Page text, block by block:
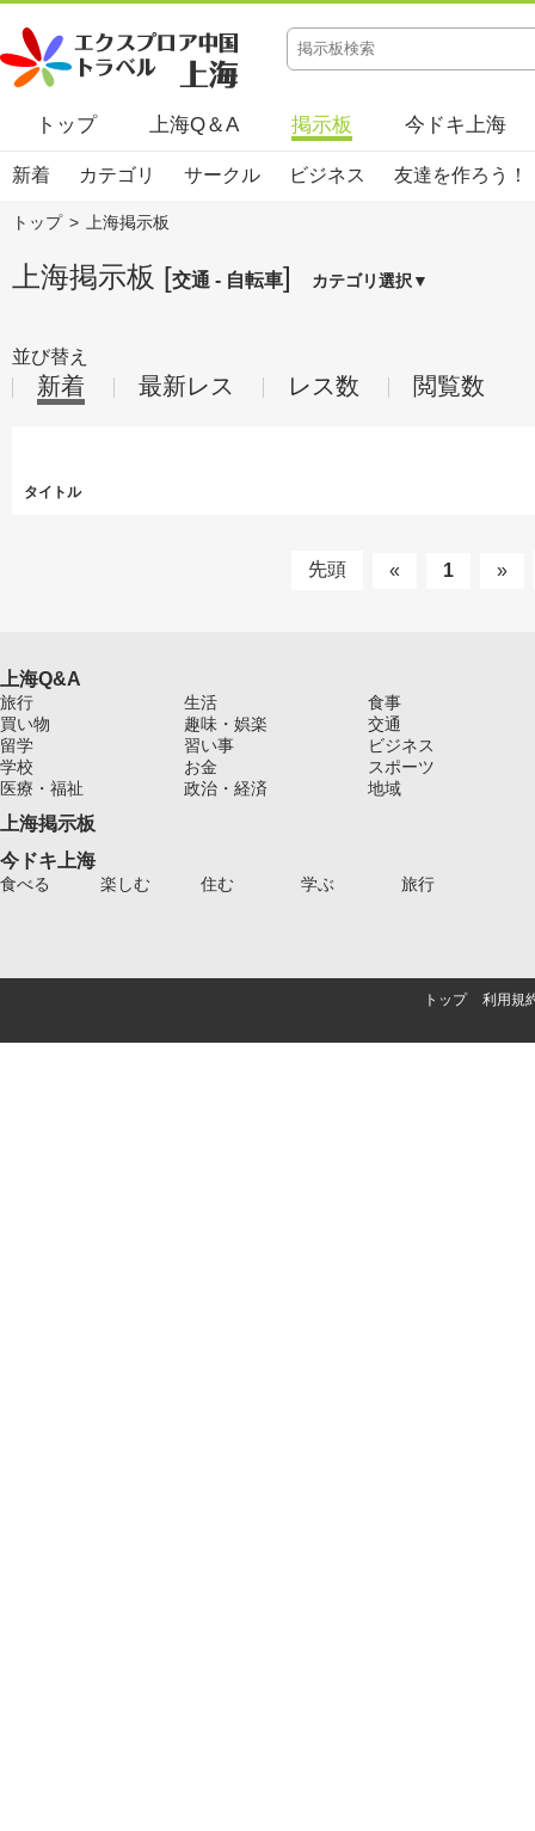
トップ 上海Q＆A 掲示板 今ドキ上海
新着 カテゴリ サークル ビジネス 友達を作ろう！
トップ > 上海掲示板
上海掲示板 [交通 - 自転車] カテゴリ選択▼
並び替え
新着 最新レス レス数 閲覧数
タイトル
先頭 « 1 »
上海Q&A
旅行 生活
食事
買い物
趣味・娯楽
交通
留学
習い事
ビジネス
学校
お金
スポーツ
医療・福祉
政治・経済 地域
上海掲示板
今ドキ上海
食べる 楽しむ 住む 学ぶ 旅行
トップ 利用規